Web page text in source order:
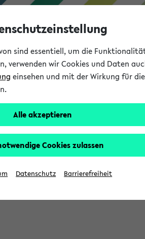
gestartet
sind essentiell, um die
verwenden wir Cookies und Daten
einsehen und mit der Wirkung für
Alle akzeptieren
Cookies zulassen
Datenschutz Barrierefreiheit